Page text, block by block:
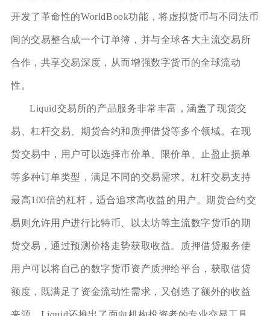
开发了革命性的WorldBook功能，将虚拟货币与不同法币
间的交易整合成一个订单簿，并与全球各大主流交易所
合作，共享交易深度，从而增强数字货币的全球流动
性。
Liquid交易所的产品服务非常丰富，涵盖了现货交
易、杠杆交易、期货合约和质押借贷等多个领域。在现
货交易中，用户可以选择市价单、限价单、止盈止损单
等多种订单类型，满足不同的交易需求。杠杆交易支持
最高100倍的杠杆，适合追求高收益的用户。期货合约交
易则允许用户进行比特币、以太坊等主流数字货币的期
货交易，通过预测价格走势获取收益。质押借贷服务使
用户可以将自己的数字货币资产质押给平台，获取借贷
额度，既满足了资金流动性需求，又创造了额外的收益